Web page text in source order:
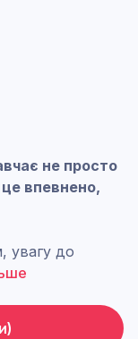
не просто
впевнено,
увагу до